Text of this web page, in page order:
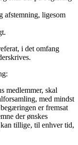
afstemning, ligesom
i det omfang
medlemmer, skal
med mindst
er fremsat
der ønskes
tillige, til enhver tid,